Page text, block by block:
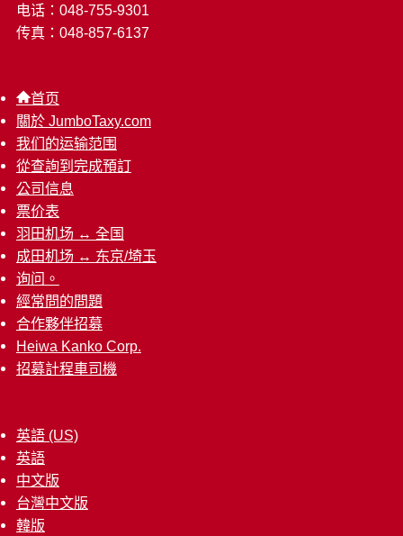
电话：048-755-9301
传真：048-857-6137
首页
關於 JumboTaxy.com
我们的运输范围
從查詢到完成預訂
公司信息
票价表
羽田机场 ↔︎ 全国
成田机场 ↔︎ 东京/埼玉
询问。
經常問的問題
合作夥伴招募
Heiwa Kanko Corp.
招募計程車司機
英語 (US)
英語
中文版
台灣中文版
韓版